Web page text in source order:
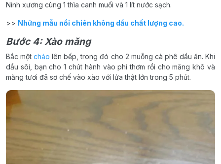
Ninh xương cùng 1 thìa canh muối và 1 lít nước sạch.
>> Những mẫu nồi chiên không dầu chất lượng cao.
Bước 4: Xào măng
Bắc mộtchảo lên bếp, trong đó cho 2 muỗng cà phê dầu ăn. Khi
dầu sôi, bạn cho 1 chút hành vào phi thơm rồi cho măng khô và
măng tươi đã sơ chế vào xào với lửa thật lớn trong 5 phút.